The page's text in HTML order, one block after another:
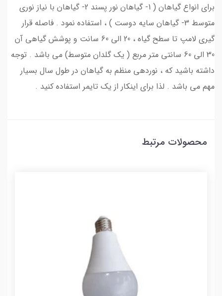
برای انواع گیاهان ( 1- گیاهان نور پسند 2- گیاهان با نیاز نوری
متوسط 3- گیاهان سایه دوست ) ، استفاده نمود . فاصله قرار
گیری لامپ تا سطح گیاه ، 20 الی 60 سانت و پوشش گیاهی آن
30 الی 60 سانتی متر مربع ( یک گلدان متوسط) می باشد . توجه
داشته باشید که ، نوردهی منظم به گیاهان در طول سال بسیار
مهم می باشد . لذا برای اینکار از یک تایمر استفاده کنید .
محصولات مرتبط